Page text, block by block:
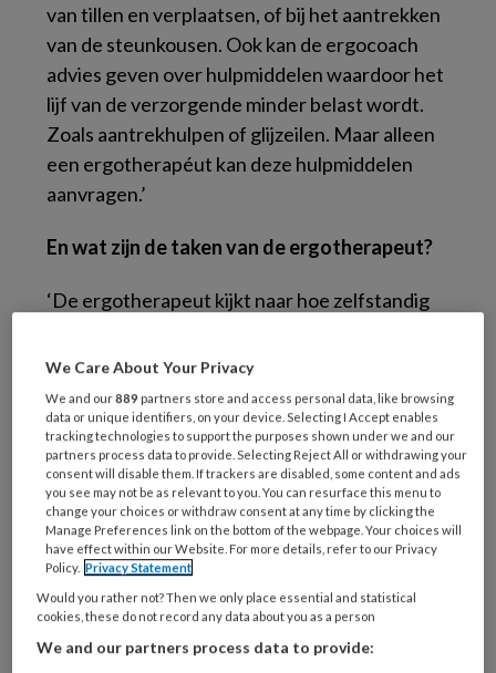
van tillen en verplaatsen, of bij het aantrekken
van de steunkousen. Ook kan de ergocoach
advies geven over hulpmiddelen waardoor het
lijf van de verzorgende minder belast wordt.
Zoals aantrekhulpen of glijzeilen. Maar alleen
een ergotherapéut kan deze hulpmiddelen
aanvragen.’
En wat zijn de taken van de ergotherapeut?
‘De ergotherapeut kijkt naar hoe zelfstandig
zorg nodig is. Als iemand bijvoorbeeld opeens
minder goed zelfstandig naar het toilet kan,
kijk ik hoe dit alsnog mogelijk is. In de eerste
instantie kijk ik of dit lukt door iets op een
àndere manier te doen dan de cliënt gewend is.
Zoals zelf een broek aantrekken: dat lukt
misschien niet meer staand, maar wel liggend
op bed. En als het nodig is, kijk ik welke
steuntjes er in huis zijn. Sokken aantrekken
gaat bijvoorbeeld makkelijker als iemand zijn
voet op een krukje zet. In het uiterste geval
We Care About Your Privacy
We and our889 partners store and access personal data, like browsing
data or unique identifiers, on your device. Selecting I Accept enables
tracking technologies to support the purposes shown under we and our
partners process data to provide. Selecting Reject All or withdrawing your
consent will disable them. If trackers are disabled, some content and ads
you see may not be as relevant to you. You can resurface this menu to
change your choices or withdraw consent at any time by clicking the
Manage Preferences link on the bottom of the webpage. Your choices will
have effect within our Website. For more details, refer to our Privacy
Policy. Privacy Statement
Would you rather not? Then we only place essential and statistical
cookies, these do not record any data about you as a person
We and our partners process data to provide: